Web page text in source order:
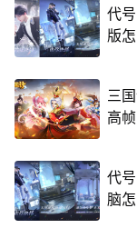
代
版
三
高
代
脑